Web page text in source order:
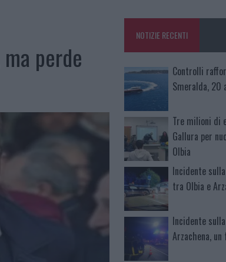
perde
NOTIZIE RECENTI
Controlli
Smeralda, 20
Tre milioni di
Gallura per
Olbia
Incidente
tra Olbia e
Incidente
Arzachena,